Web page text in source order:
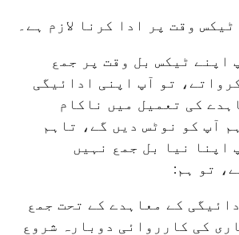
ٹیکس وقت پر ادا کرنا لازم ہے۔
اپنے ٹیکس بل وقت پر جمع
تو آپ اپنی ادائیگی
کی تعمیل میں ناکام
آپ کو نوٹس دیں گے، تاہم
اپنا نیا بل جمع نہیں
تو ہم:
کے معاہدے کے تحت جمع
کی کارروائی دوبارہ شروع